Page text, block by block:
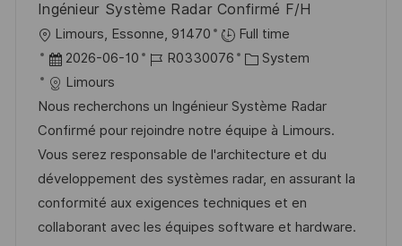
e
r
ö
f
f
e
n
t
l
i
Ingénieur Système Radar Confirmé F/H
O
r
t
Limours, Essonne, 91470
Full time
D
a
t
u
m
d
e
r
2026-06-10
J
b
-
I
D
R0330076
K
t
e
g
o
r
i
System
Limours
Nous recherchons un Ingénieur Système Radar
Confirmé pour rejoindre notre équipe à Limours.
Vous serez responsable de l'architecture et du
développement des systèmes radar, en assurant la
conformité aux exigences techniques et en
collaborant avec les équipes software et hardware.